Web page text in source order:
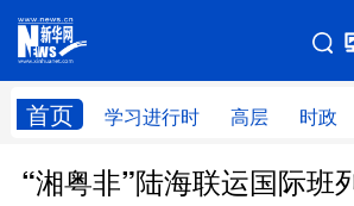
首页 学习进行时 高层 时政
网站地图
学习进行时 高层 时政
“湘粤非”陆海联运国际班